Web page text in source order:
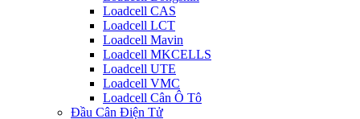
Loadcell CAS
Loadcell LCT
Loadcell Mavin
Loadcell MKCELLS
Loadcell UTE
Loadcell VMC
Loadcell Cân Ô Tô
Đầu Cân Điện Tử